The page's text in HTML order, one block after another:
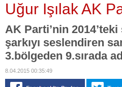
Uğur Işılak AK
AK Parti’nin
şarkıyı seslendiren
3.bölgeden 9.sırada
8.04.2015 00:35:49